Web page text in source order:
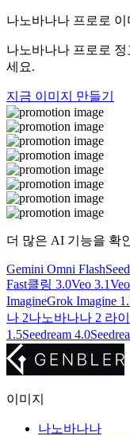
나노바나나 프로 로
나노바나나 프로로
세요.
지금 이미지 만들기
더 많은 AI 기능을 확
Gemini Omni Flash
Fast클링 3.0Veo 3.1
ImagineGrok Imagine
나 2나노바나나 2 라
1.5Seedream 4.0
이미지
나노바나나